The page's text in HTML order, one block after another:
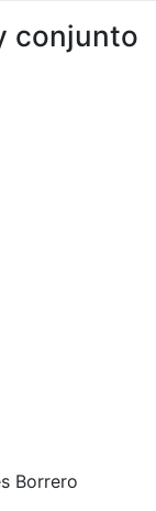
conjunto
Borrero